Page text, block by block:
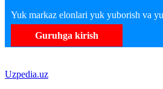
Yuk markaz elonlari yuk yuborish va
Guruhga kirish
Uzpedia.uz